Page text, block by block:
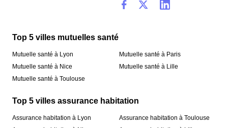
Top 5 villes mutuelles santé
Mutuelle santé à Lyon
Mutuelle santé à Nice
Mutuelle santé à Toulouse
Mutuelle santé à Paris
Mutuelle santé à Lille
Top 5 villes assurance habitation
Assurance habitation à Lyon
Assurance habitation à Toulouse